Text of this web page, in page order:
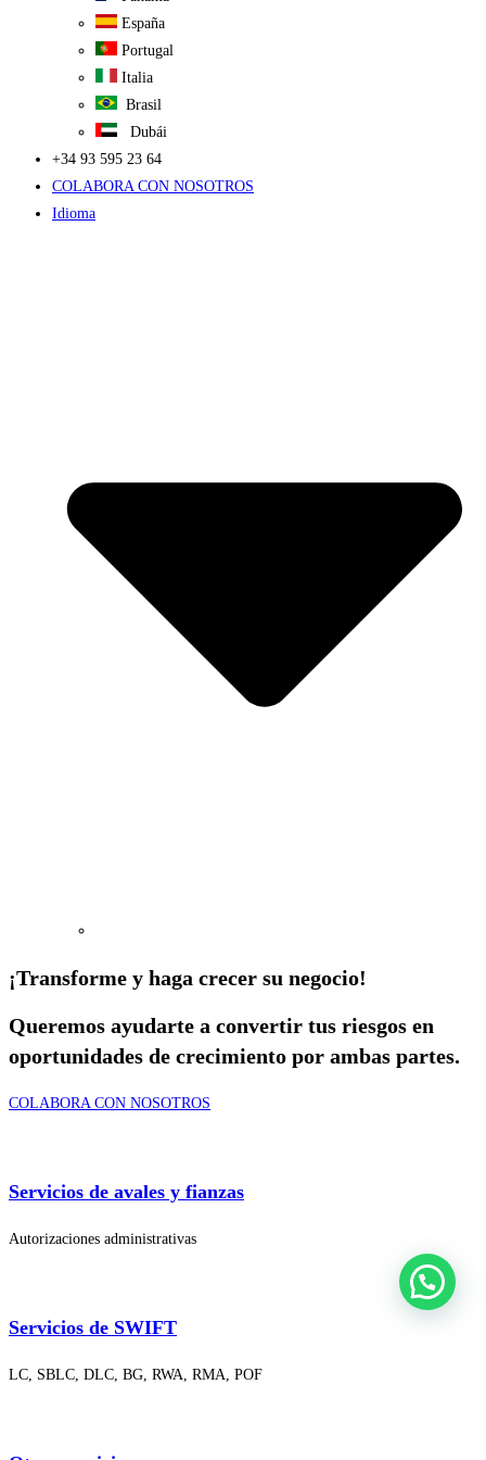
España
Portugal
Italia
Brasil
Dubái
+34 93 595 23 64
COLABORA CON NOSOTROS
Idioma
¡Transforme y haga crecer su negocio!
Queremos ayudarte a convertir tus riesgos en
oportunidades de crecimiento por ambas partes.
COLABORA CON NOSOTROS
Servicios de avales y fianzas
Autorizaciones administrativas
Servicios de SWIFT
LC, SBLC, DLC, BG, RWA, RMA, POF